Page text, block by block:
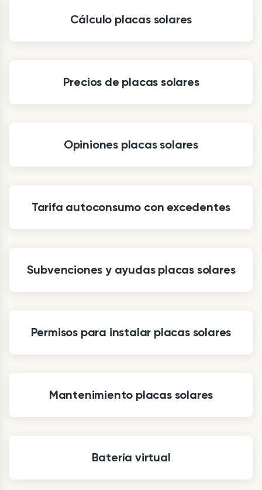
Cálculo placas solares
Precios de placas solares
Opiniones placas solares
Tarifa autoconsumo con excedentes
Subvenciones y ayudas placas solares
Permisos para instalar placas solares
Mantenimiento placas solares
Batería virtual